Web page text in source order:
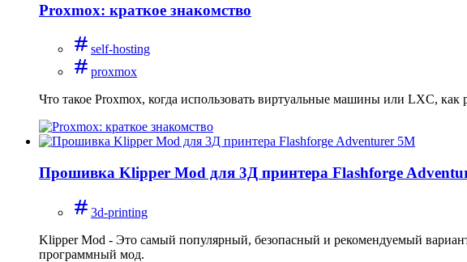
Proxmox: краткое знакомство
self-hosting
proxmox
Что такое Proxmox, когда использовать виртуальные машины или LXC,
Прошивка Klipper Mod для 3Д принтера Flashforge
3d-printing
Klipper Mod - Это самый популярный, безопасный и рекомендуемый
программный мод.